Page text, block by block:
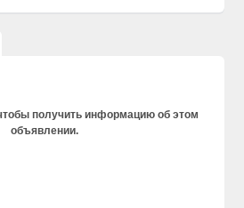
получить информацию об этом
объявлении.